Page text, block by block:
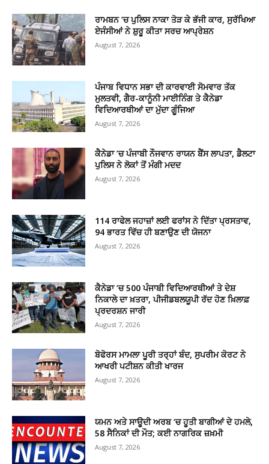
ਰਾਮਬਨ ’ਚ ਪੁਲਿਸ ਨਾਕਾ ਤੋੜ ਕੇ ਭੱਜੀ ਕਾਰ, ਸੁਰੱਖਿਆ
ਏਜੰਸੀਆਂ ਨੇ ਸ਼ੁਰੂ ਕੀਤਾ ਸਰਚ ਆਪ੍ਰੇਸ਼ਨ
August 7, 2026
ਪੰਜਾਬ ਵਿਧਾਨ ਸਭਾ ਦੀ ਕਾਰਵਾਈ ਸੋਮਵਾਰ ਤੱਕ
ਮੁਲਤਵੀ, ਗੈਰ-ਕਾਨੂੰਨੀ ਮਾਈਨਿੰਗ ਤੇ ਕੈਨੇਡਾ
ਵਿਦਿਆਰਥੀਆਂ ਦਾ ਮੁੱਦਾ ਗੂੰਜਿਆ
August 7, 2026
ਕੈਨੇਡਾ ’ਚ ਪੰਜਾਬੀ ਨੌਜਵਾਨ ਰਾਯਨ ਬੈਂਸ ਲਾਪਤਾ, ਡੈਲਟਾ
ਪੁਲਿਸ ਨੇ ਲੋਕਾਂ ਤੋਂ ਮੰਗੀ ਮਦਦ
August 7, 2026
114 ਰਾਫੇਲ ਜਹਾਜ਼ਾਂ ਲਈ ਫਰਾਂਸ ਨੇ ਦਿੱਤਾ ਪ੍ਰਸਤਾਵ,
94 ਭਾਰਤ ਵਿੱਚ ਹੀ ਬਣਾਉਣ ਦੀ ਯੋਜਨਾ
August 7, 2026
ਕੈਨੇਡਾ ‘ਚ 500 ਪੰਜਾਬੀ ਵਿਦਿਆਰਥੀਆਂ ਤੇ ਦੇਸ਼
ਨਿਕਾਲੇ ਦਾ ਖ਼ਤਰਾ, ਪੀਜੀਡਬਲਯੂਪੀ ਰੱਦ ਹੋਣ ਖ਼ਿਲਾਫ਼
ਪ੍ਰਦਰਸ਼ਨ ਜਾਰੀ
August 7, 2026
ਬੋਫੋਰਸ ਮਾਮਲਾ ਪੂਰੀ ਤਰ੍ਹਾਂ ਬੰਦ, ਸੁਪਰੀਮ ਕੋਰਟ ਨੇ
ਆਖਰੀ ਪਟੀਸ਼ਨ ਕੀਤੀ ਖਾਰਜ
August 7, 2026
ਯਮਨ ਅਤੇ ਸਾਊਦੀ ਅਰਬ ‘ਚ ਹੂਤੀ ਬਾਗੀਆਂ ਦੇ ਹਮਲੇ,
58 ਸੈਨਿਕਾਂ ਦੀ ਮੌਤ; ਕਈ ਨਾਗਰਿਕ ਜ਼ਖ਼ਮੀ
August 7, 2026